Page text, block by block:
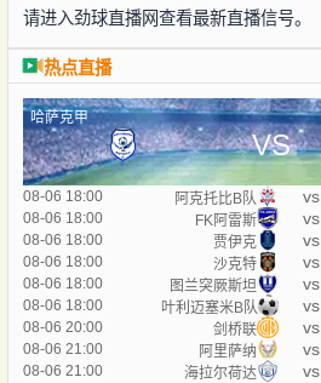
请进入劲球直播网查看最新直播信号。
热点直播
哈萨克甲
VS
08-06 18:00 阿克托比B队 vs
08-06 18:00
FK阿雷斯 vs
08-06 18:00
贾伊克 vs
08-06 18:00
沙克特 vs
08-06 18:00
图兰突厥斯坦 vs
08-06 18:00
叶利迈塞米B队 vs
08-06 20:00
剑桥联 vs
08-06 21:00
阿里萨纳 vs
08-06 21:00
海拉尔荷达 vs